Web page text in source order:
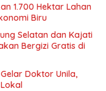
1.700 Hektar Lahan
Biru
Selatan dan Kajati
Bergizi Gratis di
Doktor Unila,